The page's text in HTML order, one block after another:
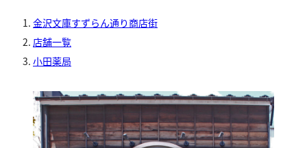
金沢文庫すずらん通り商店街
店舗一覧
小田薬局